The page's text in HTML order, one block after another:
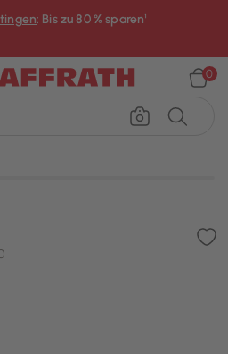
: Bis zu 80 % sparen¹
0